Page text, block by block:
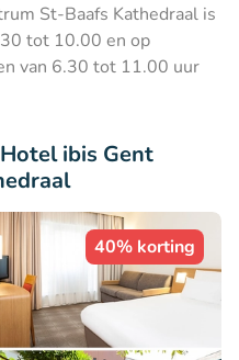
St-Baafs Kathedraal is
tot 10.00 en op
van 6.30 tot 11.00 uur
ibis Gent
40% korting